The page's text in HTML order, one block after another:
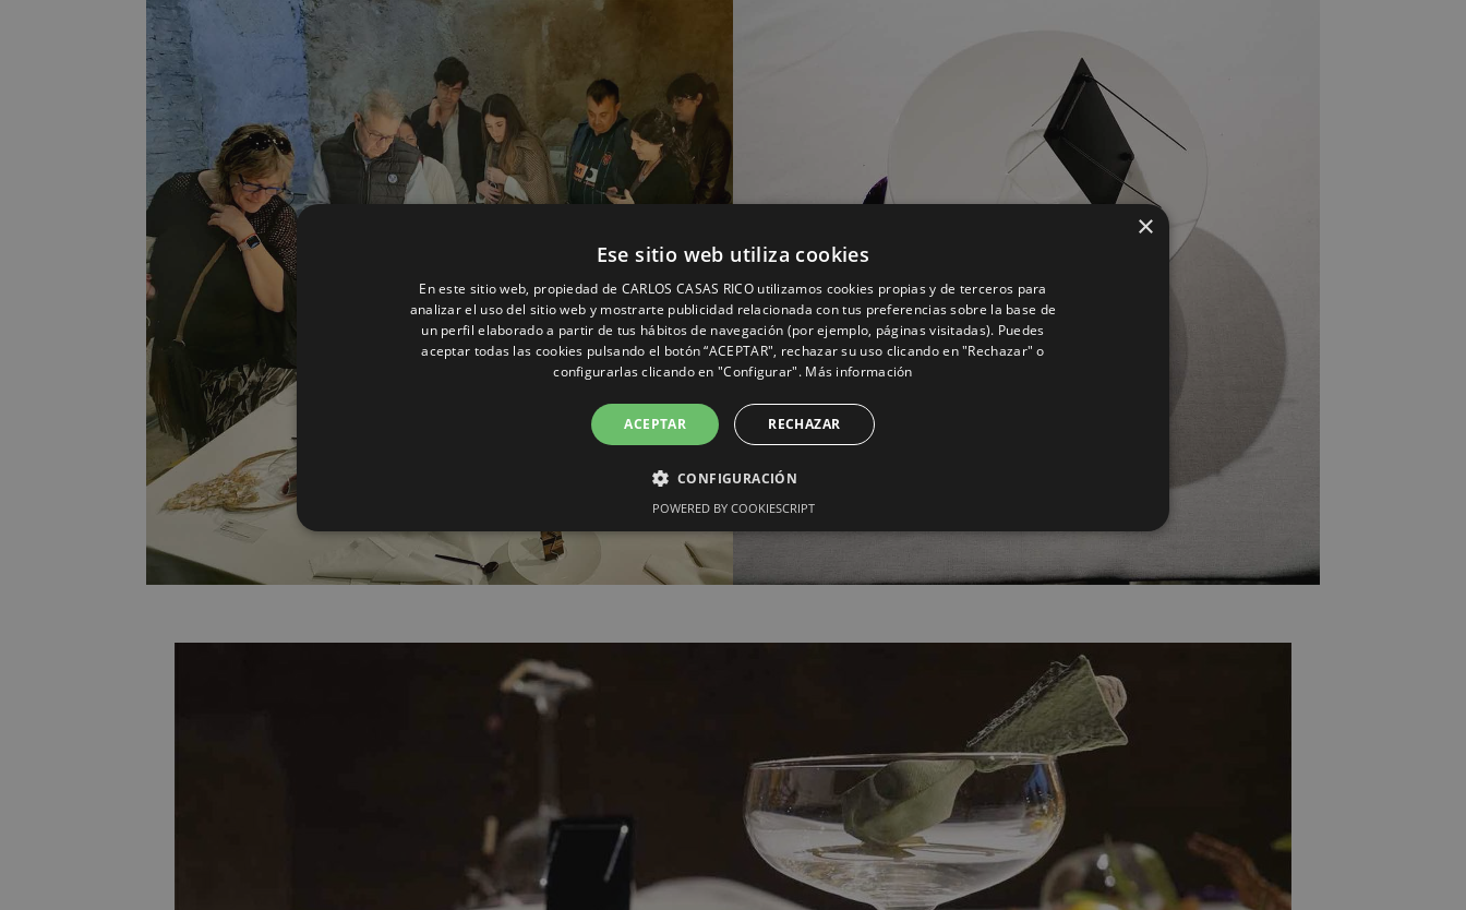
×
Ese sitio web utiliza cookies
En este sitio web, propiedad de CARLOS CASAS RICO utilizamos cookies propias y de terceros para
analizar el uso del sitio web y mostrarte publicidad relacionada con tus preferencias sobre la base de
un perfil elaborado a partir de tus hábitos de navegación (por ejemplo, páginas visitadas). Puedes
aceptar todas las cookies pulsando el botón “ACEPTAR", rechazar su uso clicando en "Rechazar" o
configurarlas clicando en "Configurar". Más información
ACEPTAR RECHAZAR
CONFIGURACIÓN
POWERED BY COOKIESCRIPT